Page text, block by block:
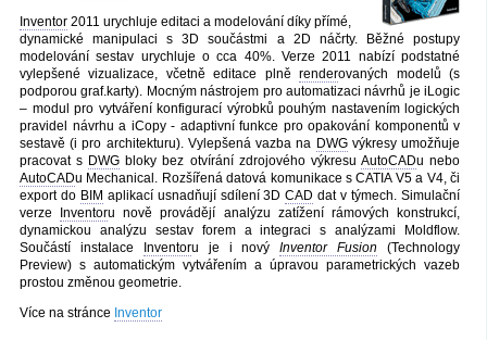
Inventor 2011 urychluje editaci a modelování díky přímé,
dynamické manipulaci s 3D součástmi a 2D náčrty. Běžné postupy
modelování sestav urychluje o cca 40%. Verze 2011 nabízí podstatné
vylepšené vizualizace, včetně editace plněrenderovaných modelů (s
podporou graf.karty). Mocným nástrojem pro automatizaci návrhů je iLogic
– modul pro vytváření konfigurací výrobků pouhým nastavením logických
pravidel návrhu a iCopy - adaptivní funkce pro opakování komponentů v
sestavě (i pro architekturu). Vylepšená vazba na DWGvýkresy umožňuje
pracovat s DWG bloky bez otvírání zdrojového výkresu AutoCADu nebo
AutoCADu Mechanical. Rozšířená datová komunikace s CATIA V5 a V4, či
export do BIM aplikací usnadňují sdílení 3DCAD dat v týmech. Simulační
verze Inventoru nově provádějí analýzu zatížení rámových konstrukcí,
dynamickou analýzu sestav forem a integraci s analýzami Moldflow.
Součástí instalace Inventoru je i novýInventor Fusion (Technology
Preview) s automatickým vytvářením a úpravou parametrických vazeb
prostou změnou geometrie.
Více na stránce Inventor